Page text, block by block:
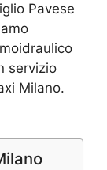
Pavese
servizio
Milano.